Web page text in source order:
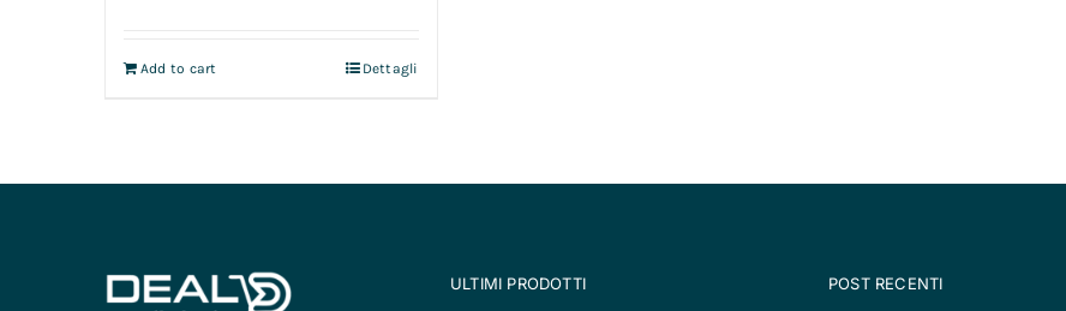
Add to cart Dettagli
ULTIMI PRODOTTI POST RECENTI